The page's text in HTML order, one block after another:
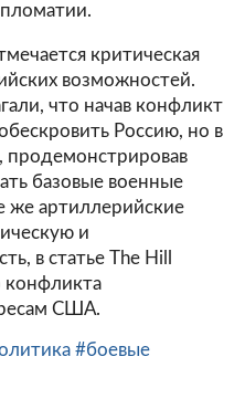
критическая
возможностей.
что начав конфликт
Россию, но в
продемонстрировав
базовые военные
же артиллерийские
и
в статье The Hill
конфликта
США.
#боевые